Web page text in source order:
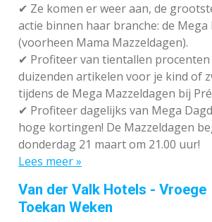
✔ Ze komen er weer aan, de
actie binnen haar branche: de Mega
(voorheen Mama Mazzeldagen).
✔ Profiteer van tientallen
duizenden artikelen voor je kind of
tijdens de Mega Mazzeldagen bij
✔ Profiteer dagelijks van Mega
hoge kortingen! De Mazzeldagen
donderdag 21 maart om 21.00 uur!
Lees meer »
Van der Valk Hotels - Vroege
Toekan Weken